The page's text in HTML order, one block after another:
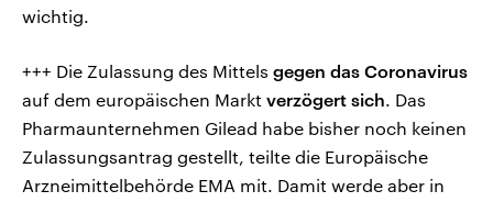
wichtig.
+++ Die Zulassung des Mittels gegen das Coronavirus
auf dem europäischen Markt verzögert sich. Das
Pharmaunternehmen Gilead habe bisher noch keinen
Zulassungsantrag gestellt, teilte die Europäische
Arzneimittelbehörde EMA mit. Damit werde aber in